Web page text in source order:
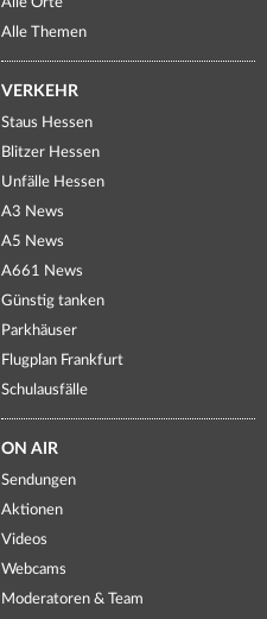
Alle Themen
VERKEHR
Staus Hessen
Blitzer Hessen
Unfälle Hessen
A3 News
A5 News
A661 News
Günstig tanken
Parkhäuser
Flugplan Frankfurt
Schulausfälle
ON AIR
Sendungen
Aktionen
Videos
Webcams
Moderatoren & Team